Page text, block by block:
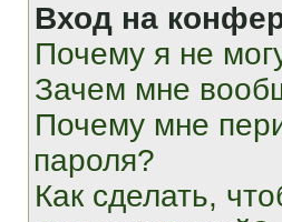
Вход на
Почему я не
Зачем мне
Почему мне
пароля?
Как сделать,